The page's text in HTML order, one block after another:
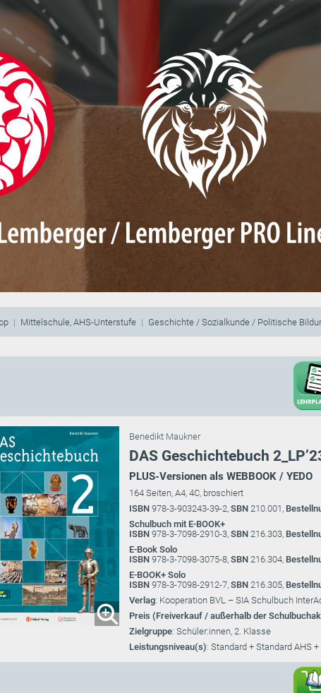
Mittelschule, AHS-Unterstufe Geschichte / Sozialkunde / Politische
Benedikt Maukner
DAS Geschichtebuch
PLUS-Versionen als WEBBOOK / YEDO
164 Seiten, A4, 4C, broschiert
ISBN 978-3-903243-39-2, SBN 210.001,
Schulbuch mit E-BOOK+
ISBN 978-3-7098-2910-3, SBN 216.303,
E-Book Solo
ISBN 978-3-7098-3075-8, SBN 216.304,
E-BOOK+ Solo
ISBN 978-3-7098-2912-7, SBN 216.305,
Verlag: Kooperation BVL – SIA Schulbuch
Preis (Freiverkauf / außerhalb der
Zielgruppe: Schüler:innen, 2. Klasse
Leistungsniveau(s): Standard + Standard AHS +